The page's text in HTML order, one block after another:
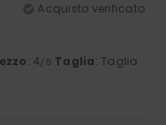
Acquisto verificato
: 4/5 Taglia: Taglia